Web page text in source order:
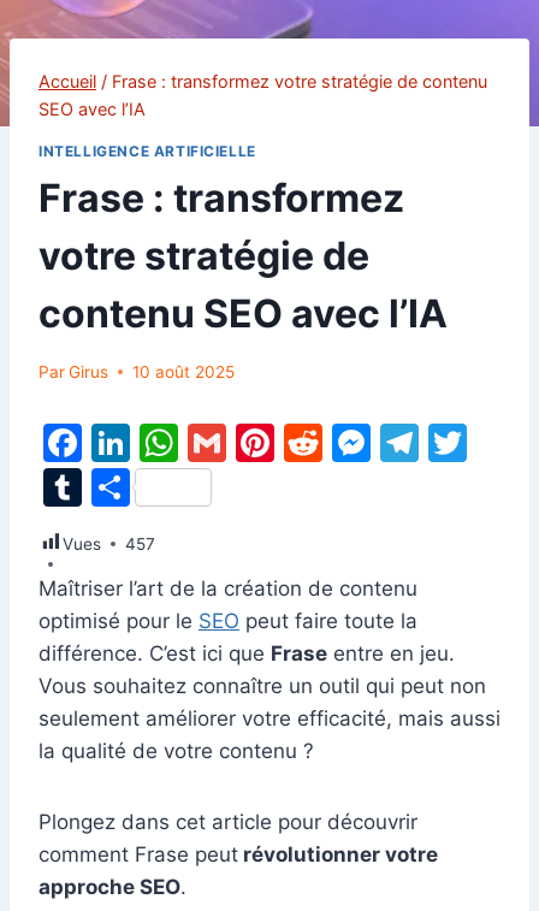
Accueil / Frase : transformez votre stratégie de contenu
SEO avec l’IA
INTELLIGENCE ARTIFICIELLE
Frase : transformez
votre stratégie de
contenu SEO avec l’IA
ParGirus 10 août 2025
F
a
c
e
b
o
o
k
Li
n
k
e
dI
n
W
h
at
A
p
p
G
Pi
st
R
t
M
e
n
g
er
T
m
T
m
bl
r
P
ar
ta
g
er
Vues 457
Maîtriser l’art de la création de contenu
optimisé pour le SEO peut faire toute la
différence. C’est ici que Frase entre en jeu.
Vous souhaitez connaître un outil qui peut non
seulement améliorer votre efficacité, mais aussi
la qualité de votre contenu ?
Plongez dans cet article pour découvrir
comment Frase peut révolutionner votre
approche SEO.